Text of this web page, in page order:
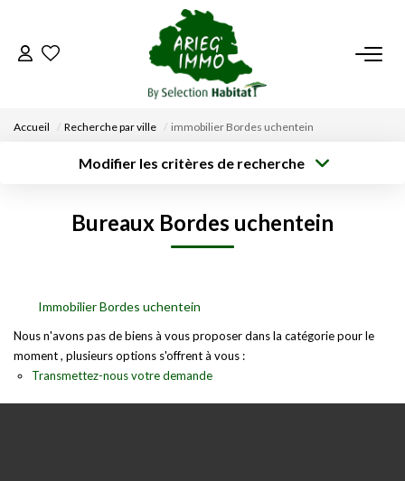
ACCUEIL
DÉPOSEZ VOTRE RECHERCHE
NOUS REJOINDRE
CONTACT
EN
Accueil Recherche par ville immobilier Bordes uchentein
Modifier les critères de recherche
Type de bienBureaux Bordes uchentein
Immobilier Bordes uchentein
Nous n'avons pas de biens à vous proposer dans la catégorie pour le
moment , plusieurs options s'offrent à vous :
Transmettez-nous votre demande